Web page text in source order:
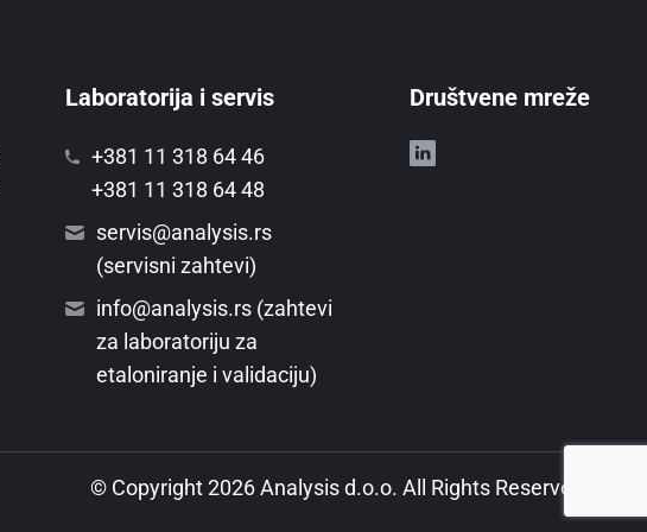
Laboratorija i servis
+381 11 318 64 46
+381 11 318 64 48
servis@analysis.rs
(servisni zahtevi)
info@analysis.rs (zahtevi
za laboratoriju za
etaloniranje i validaciju)
Društvene mreže
© Copyright 2026 Analysis d.o.o. All Rights Reserved.